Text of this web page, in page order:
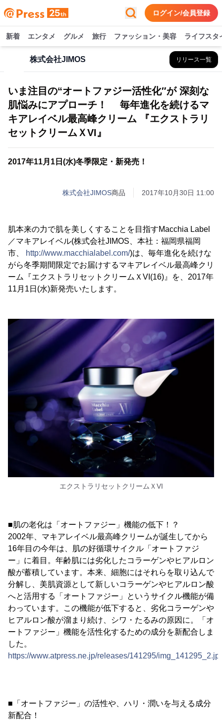
ログイン/会員登録
新着 エンタメ グルメ 旅行 ファッション・美容 ライフスタ
株式会社JIMOS リリース一覧
いま注目の“オートファジー活性化″が 深刻な
肌悩みにアプローチ！ 毎年進化を続けるマ
キアレイベル最高峰クリーム 『エクストラリ
セットクリームＸVI』
2017年11月1日(水)冬季限定・新発売！
株式会社JIMOS商品 2017年10月30日 11:00
肌本来の力で肌を美しくすることを目指すMacchia Label
／マキアレイベル(株式会社JIMOS、本社：福岡県福岡
市、
http://www.macchialabel.com/)は、毎年進化を続けな
がら冬季期間限定でお届けするマキアレイベル最高峰クリ
ーム『エクストラリセットクリームＸVI(16)』を、2017年
11月1日(水)新発売いたします。
エクストラリセットクリームＸVI
■肌の老化は「オートファジー」機能の低下！？
2002年、マキアレイベル最高峰クリームが誕生してから
16年目の今年は、肌の好循環サイクル「オートファジ
ー」に着目。年齢肌には劣化したコラーゲンやヒアルロン
酸が蓄積しています。本来、細胞にはそれらを取り込んで
分解し、美肌資源として新しいコラーゲンやヒアルロン酸
へと活用する「オートファジー」というサイクル機能が備
わっています。この機能が低下すると、劣化コラーゲンや
ヒアルロン酸が溜まり続け、シワ・たるみの原因に。「オ
ートファジー」機能を活性化するための成分を新配合しま
した。
https://www.atpress.ne.jp/releases/141295/
■「オートファジー」の活性や、ハリ・潤いを与える成分
新配合！